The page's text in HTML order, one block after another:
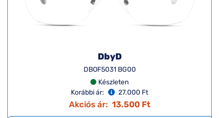
DbyD
DBOF5031 BG00
Készleten
Korábbi ár:
27.000 Ft
Akciós ár: 13.500 Ft